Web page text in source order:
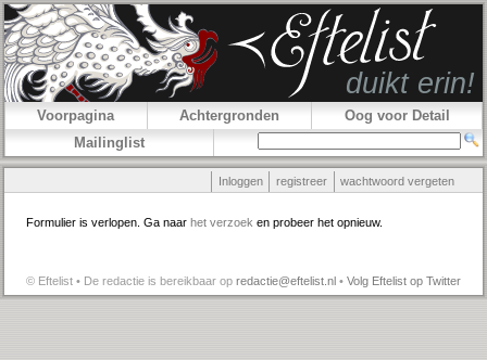
Voorpagina Achtergronden
Oog voor Detail
Mailinglist
Inloggen registreer wachtwoord vergeten
Formulier is verlopen. Ga naar het verzoek en probeer het opnieuw.
© Eftelist • De redactie is bereikbaar op redactie@eftelist.nl • Volg Eftelist op Twitter